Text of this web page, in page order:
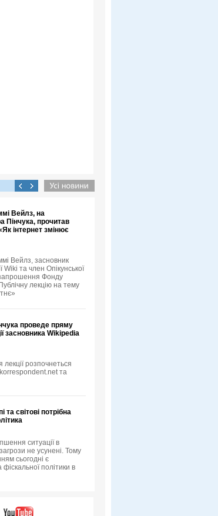
Вейлз, на
Пінчука, прочитав
інтернет змінює
Вейлз, засновник
Wiki та член Опікунської
Фонду
лекцію на тему
проведе пряму
засновника Wikipedia
розпочнеться
та
та світові потрібна
ситуації в
не усунені. Тому
сьогодні є
політики в